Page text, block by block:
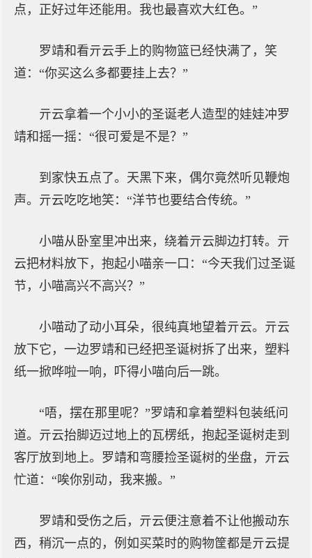
点，正好过年还能用。我也最喜欢大红色。”
罗靖和看亓云手上的购物篮已经快满了，笑
道：“你买这么多都要挂上去？”
亓云拿着一个小小的圣诞老人造型的娃娃冲罗
靖和摇一摇：“很可爱是不是？”
到家快五点了。天黑下来，偶尔竟然听见鞭炮
声。亓云吃吃地笑：“洋节也要结合传统。”
小喵从卧室里冲出来，绕着亓云脚边打转。亓
云把材料放下，抱起小喵亲一口：“今天我们过圣诞
节，小喵高兴不高兴？”
小喵动了动小耳朵，很纯真地望着亓云。亓云
放下它，一边罗靖和已经把圣诞树拆了出来，塑料
纸一掀哗啦一响，吓得小喵向后一跳。
“唔，摆在那里呢？”罗靖和拿着塑料包装纸问
道。亓云抬脚迈过地上的瓦楞纸，抱起圣诞树走到
客厅放到地上。罗靖和弯腰捡圣诞树的坐盘，亓云
忙道：“唉你别动，我来搬。”
罗靖和受伤之后，亓云便注意着不让他搬动东
西，稍沉一点的，例如买菜时的购物筐都是亓云提